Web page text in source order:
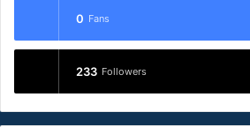
0 Fans
233 Followers